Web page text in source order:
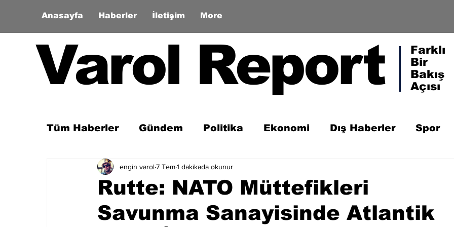
Anasayfa Haberler İletişim More
Varol Report
Farklı
Bir
Bakış
Açısı
Tüm Haberler Gündem Politika Ekonomi Dış Haberler Spor
Son Dakika Zaman Tüneli
Rutte: NATO Müttefikleri
Savunma Sanayisinde Atlantik
engin varol7 Tem1 dakikada okunur